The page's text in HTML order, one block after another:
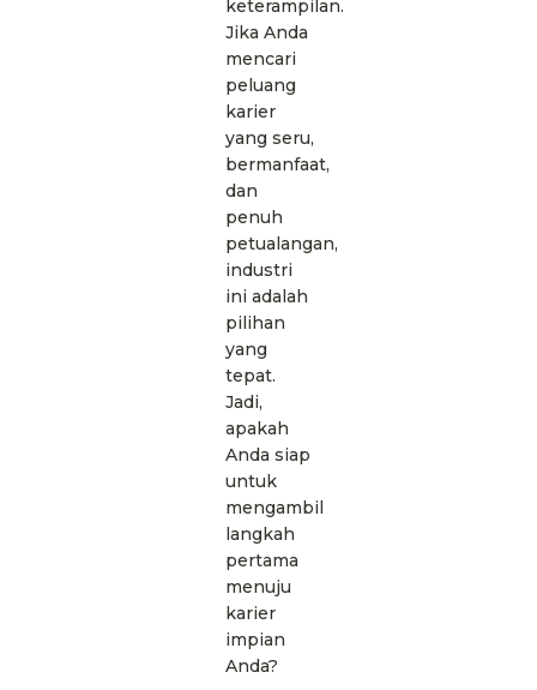
keterampilan.
Jika Anda
mencari
peluang
karier
yang seru,
bermanfaat,
dan
penuh
petualangan,
industri
ini adalah
pilihan
yang
tepat.
Jadi,
apakah
Anda siap
untuk
mengambil
langkah
pertama
menuju
karier
impian
Anda?